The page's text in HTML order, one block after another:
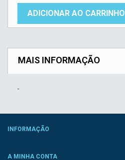
ADICIONAR AO CARRINHO
MAIS INFORMAÇÃO
-
INFORMAÇÃO
A MINHA CONTA